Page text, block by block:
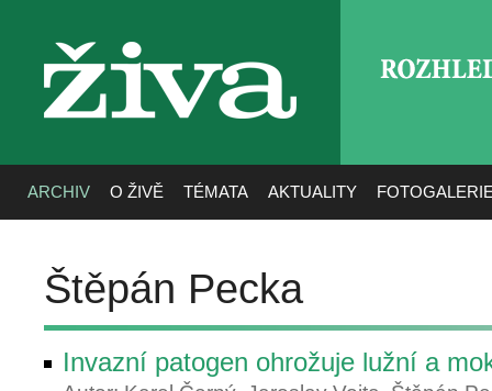
živa
ARCHIV O ŽIVĚ TÉMATA AKTUALITY
Štěpán Pecka
Invazní patogen ohrožuje lužní a